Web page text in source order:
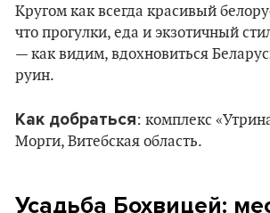
Кругом как всегда красивый
что прогулки, еда и экзотичный
— как видим, вдохновиться
руин.
Как добраться: комплекс
Морги, Витебская область.
Усадьба Бохвицей: